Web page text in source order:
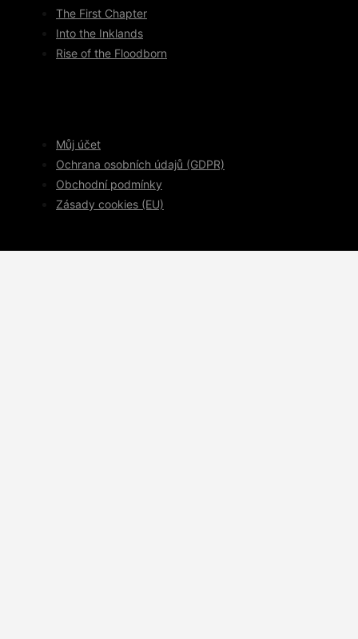
The First Chapter
Into the Inklands
Rise of the Floodborn
Můj účet
Ochrana osobních údajů (GDPR)
Obchodní podmínky
Zásady cookies (EU)